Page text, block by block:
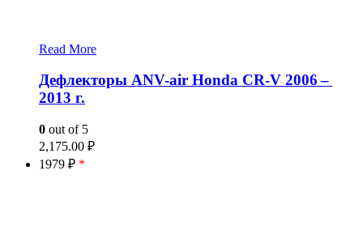
Read More
Дефлекторы ANV-air Honda CR-V 2006 –
2013 г.
0 out of 5
2,175.00 ₽
1979 ₽ *